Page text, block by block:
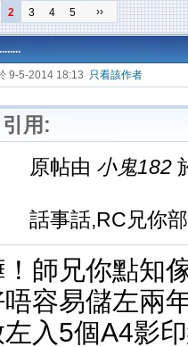
2 3 4 5 ››
9-5-2014 18:13 只看該作者
引用:
原帖由 小鬼182
話事話,RC兄你
！師兄你點知
唔容易儲左兩
左入5個A4影